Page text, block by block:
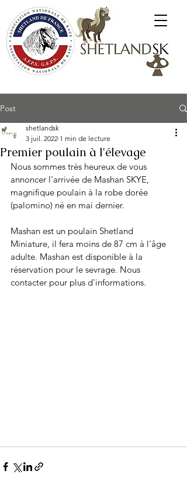
Post
Premier poulain à l'élevage
shetlandsk
3 juil. 2022 1 min de lecture
Nous sommes très heureux de vous
annoncer l'arrivée de Mashan SKYE,
magnifique poulain à la robe dorée
(palomino) né en mai dernier.
Mashan est un poulain Shetland
Miniature, il fera moins de 87 cm à l'âge
adulte. Mashan est disponible à la
réservation pour le sevrage. Nous
contacter pour plus d'informations.